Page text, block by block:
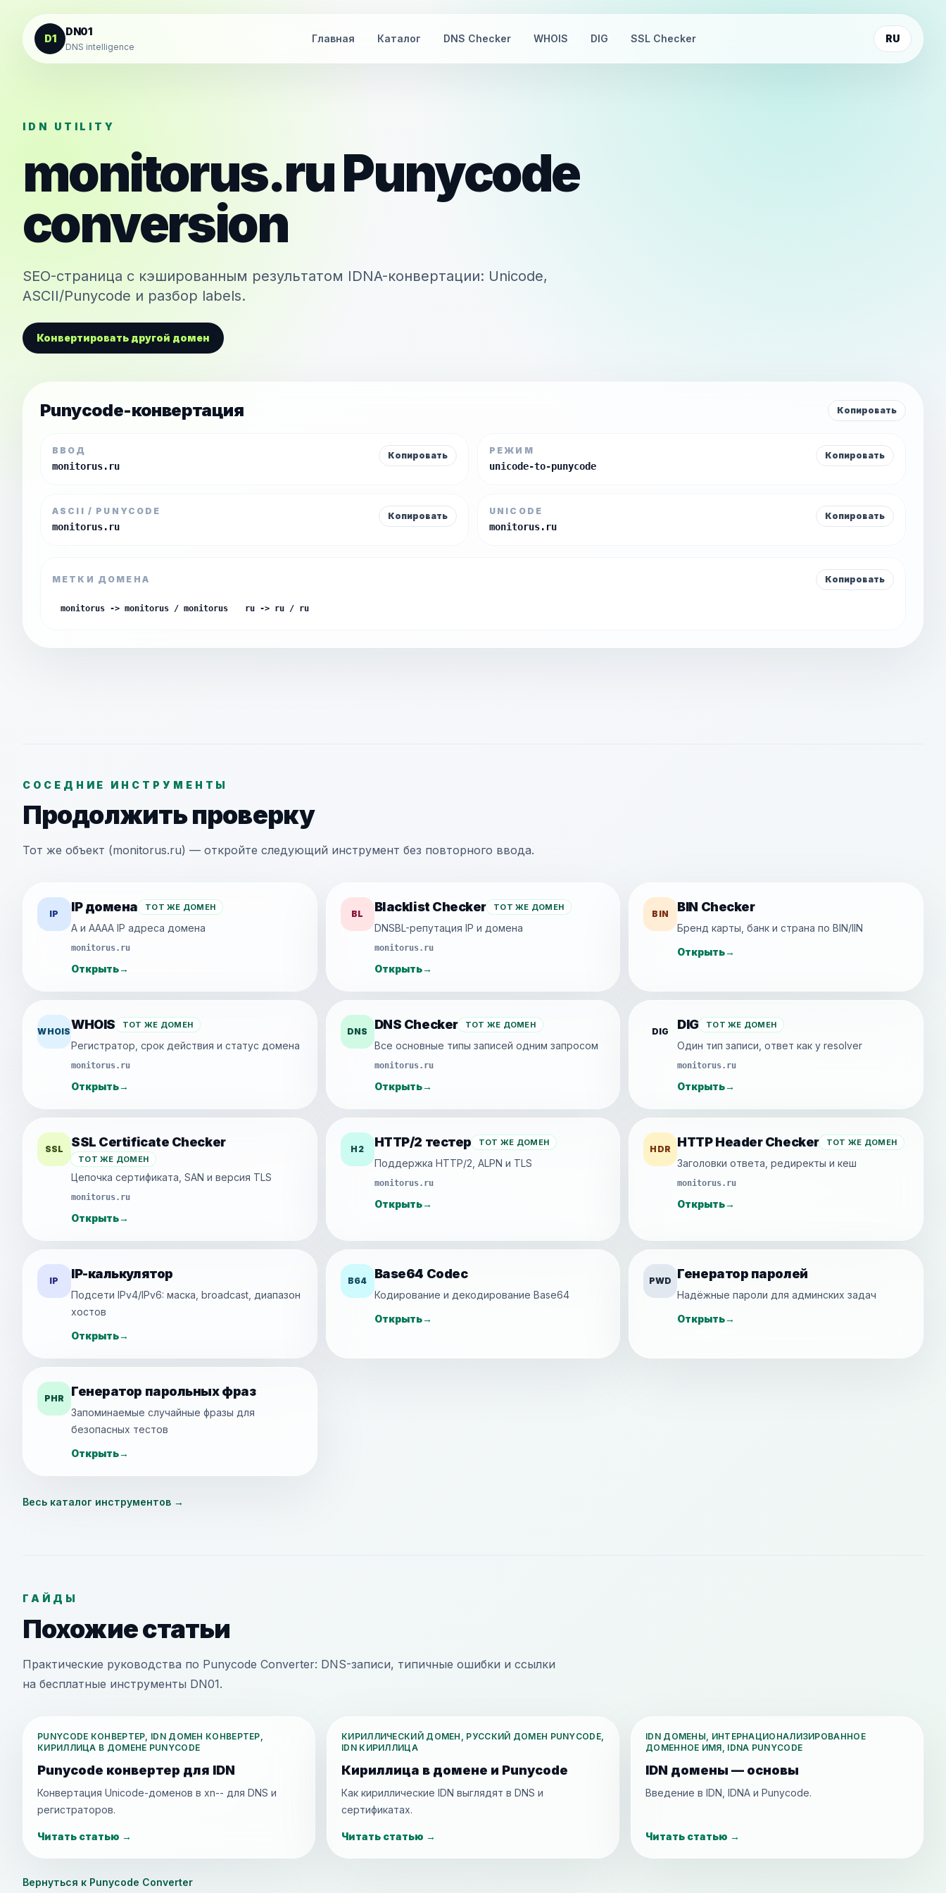
К содержанию
D1
DN01
DNS intelligence
Главная Каталог DNS Checker WHOIS DIG SSL Checker RU
IDN UTILITY
monitorus.ruPunycode
conversion
SEO-страница с кэшированным результатом IDNA-конвертации: Unicode,
ASCII/Punycode и разбор labels.
Конвертировать другой домен
Punycode-конвертация Копировать
ВВОД
monitorus.ru
Копировать РЕЖИМ
unicode-to-punycode
Копировать
ASCII / PUNYCODE
monitorus.ru
Копировать UNICODE
monitorus.ru
Копировать
МЕТКИ ДОМЕНА Копировать
monitorus -> monitorus / monitorus ru -> ru / ru
СОСЕДНИЕ ИНСТРУМЕНТЫ
Продолжить проверку
Тот же объект (monitorus.ru) — откройте следующий инструмент без повторного ввода.
IP IP домена ТОТ ЖЕ ДОМЕН
A и AAAA IP адреса домена
monitorus.ru
Открыть→
BL Blacklist Checker ТОТ ЖЕ ДОМЕН
DNSBL-репутация IP и домена
monitorus.ru
Открыть→
BIN BIN Checker
Бренд карты, банк и страна по BIN/IIN
Открыть→
WHOISWHOIS ТОТ ЖЕ ДОМЕН
Регистратор, срок действия и статус домена
monitorus.ru
Открыть→
DNS DNS Checker ТОТ ЖЕ ДОМЕН
Все основные типы записей одним запросом
monitorus.ru
Открыть→
DIG DIG ТОТ ЖЕ ДОМЕН
Один тип записи, ответ как у resolver
monitorus.ru
Открыть→
SSL SSL Certificate Checker
ТОТ ЖЕ ДОМЕН
Цепочка сертификата, SAN и версия TLS
monitorus.ru
Открыть→
H2 HTTP/2 тестер ТОТ ЖЕ ДОМЕН
Поддержка HTTP/2, ALPN и TLS
monitorus.ru
Открыть→
HDR HTTP Header Checker ТОТ ЖЕ ДОМЕН
Заголовки ответа, редиректы и кеш
monitorus.ru
Открыть→
IP IP-калькулятор
Подсети IPv4/IPv6: маска, broadcast, диапазон
хостов
Открыть→
B64 Base64 Codec
Кодирование и декодирование Base64
Открыть→
PWD Генератор паролей
Надёжные пароли для админских задач
Открыть→
PHR Генератор парольных фраз
Запоминаемые случайные фразы для
безопасных тестов
Открыть→
Весь каталог инструментов →
ГАЙДЫ
Похожие статьи
Практические руководства по Punycode Converter: DNS-записи, типичные ошибки и ссылки
на бесплатные инструменты DN01.
PUNYCODE КОНВЕРТЕР, IDN ДОМЕН КОНВЕРТЕР,
КИРИЛЛИЦА В ДОМЕНЕ PUNYCODE
Punycode конвертер для IDN
Конвертация Unicode-доменов в xn-- для DNS и
регистраторов.
Читать статью →
КИРИЛЛИЧЕСКИЙ ДОМЕН, РУССКИЙ ДОМЕН PUNYCODE,
IDN КИРИЛЛИЦА
Кириллица в домене и Punycode
Как кириллические IDN выглядят в DNS и
сертификатах.
Читать статью →
IDN ДОМЕНЫ, ИНТЕРНАЦИОНАЛИЗИРОВАННОЕ
ДОМЕННОЕ ИМЯ, IDNA PUNYCODE
IDN домены — основы
Введение в IDN, IDNA и Punycode.
Читать статью →
Вернуться к Punycode Converter